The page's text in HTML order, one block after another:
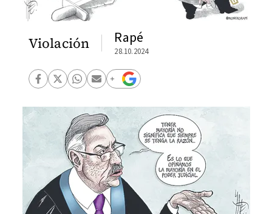
Violación Rapé
28.10.2024